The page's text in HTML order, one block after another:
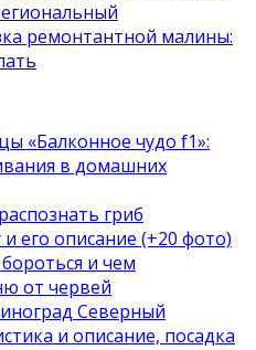
ремонтантной малины:
«Балконное чудо f1»:
в домашних
гриб
его описание (+20 фото)
и чем
от червей
Северный
и описание, посадка